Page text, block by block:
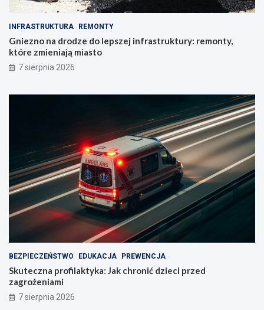
INFRASTRUKTURA REMONTY
Gniezno na drodze do lepszej infrastruktury: remonty,
które zmieniają miasto
7 sierpnia 2026
BEZPIECZEŃSTWO EDUKACJA PREWENCJA
Skuteczna profilaktyka: Jak chronić dzieci przed
zagrożeniami
7 sierpnia 2026